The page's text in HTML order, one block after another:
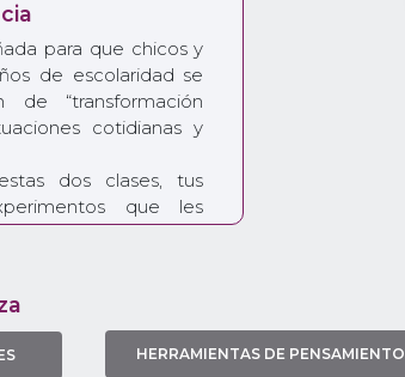
para que chicos y
de escolaridad se
“transformación
cotidianas y
dos clases, tus
que les
como “¿por qué
con un
de la fruta.
HERRAMIENTAS DE PENSAMIENTO